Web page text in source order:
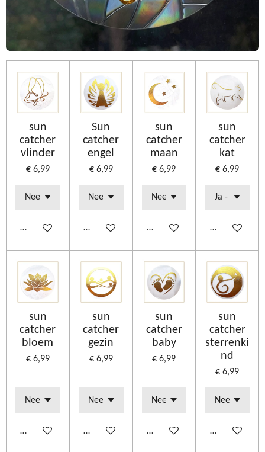
sun
catcher
vlinder
€ 6,99
Bekijk details
Sun
catcher
engel
€ 6,99
Bekijk details
sun
catcher
maan
€ 6,99
Bekijk details
sun
catcher
kat
€ 6,99
Bekijk details
sun
catcher
bloem
€ 6,99
Bekijk details
sun
catcher
gezin
€ 6,99
Bekijk details
sun
catcher
baby
€ 6,99
Bekijk details
sun
catcher
sterrenki
nd
€ 6,99
Bekijk details